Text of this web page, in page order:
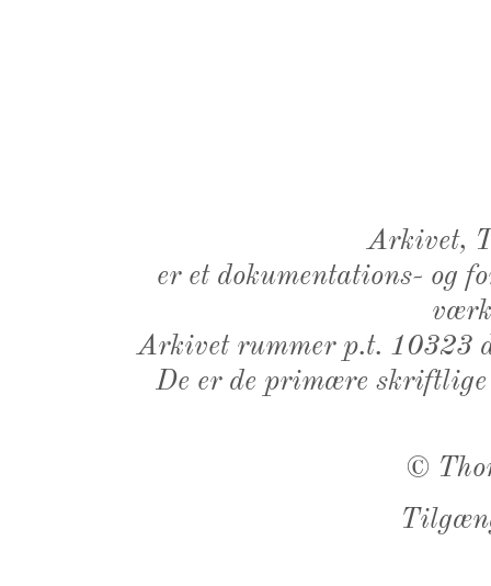
Arkivet,
er et dokumentations- og
Arkivet rummer p.t. 10323
De er de primære
©